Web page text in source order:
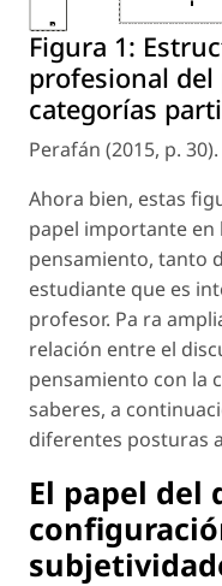
Figura 1:
profesional del
categorías
Perafán (2015, p. 30).
Ahora bien, estas
papel importante en
pensamiento, tanto
estudiante que es
profesor. Pa ra
relación entre el
pensamiento con la
saberes, a
diferentes posturas
El papel del